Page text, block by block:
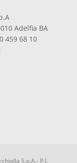
Adelfia BA
459 68 10
S.p.A.- P.I.